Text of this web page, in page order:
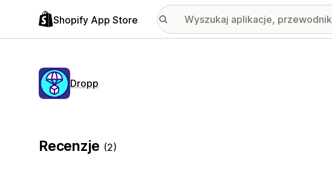
Shopify App Store
Dropp
Recenzje (2)